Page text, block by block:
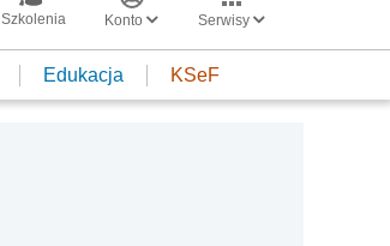
Szkolenia Konto Serwisy
Edukacja KSeF